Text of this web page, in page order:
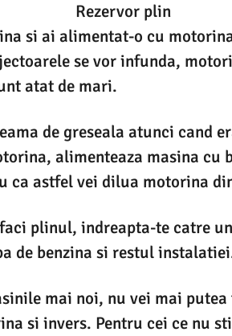
Rezervor plin
si ai alimentat-o cu
se vor infunda,
atat de mari.
de greseala atunci cand
alimenteaza masina cu
ca astfel vei dilua motorina
plinul, indreapta-te catre
de benzina si restul
mai noi, nu vei mai putea
si invers. Pentru cei ce nu